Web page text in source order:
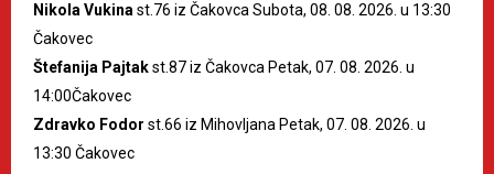
Nikola Vukina st.76 iz Čakovca Subota, 08. 08. 2026. u 13:30
Čakovec
Štefanija Pajtakst.87 iz Čakovca Petak, 07. 08. 2026. u
14:00Čakovec
Zdravko Fodor st.66 iz Mihovljana Petak, 07. 08. 2026. u
13:30 Čakovec